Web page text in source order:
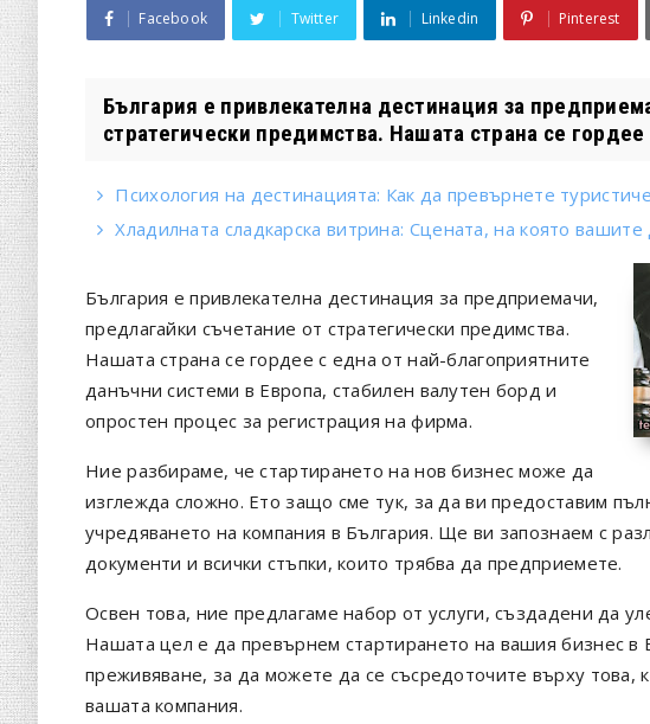
Facebook Twitter Linkedin Pinterest
България е привлекателна дестинация за
стратегически предимства. Нашата страна се
Психология на дестинацията: Как да превърнете
Хладилната сладкарска витрина: Сцената, на която
България е привлекателна дестинация за предприемачи,
предлагайки съчетание от стратегически предимства.
Нашата страна се гордее с една от най-благоприятните
данъчни системи в Европа, стабилен валутен борд и
опростен процес за регистрация на фирма.
Ние разбираме, че стартирането на нов бизнес може да
изглежда сложно. Ето защо сме тук, за да ви предоставим
учредяването на компания в България. Ще ви запознаем с
документи и всички стъпки, които трябва да предприемете.
Освен това, ние предлагаме набор от услуги, създадени да
Нашата цел е да превърнем стартирането на вашия бизнес в
преживяване, за да можете да се съсредоточите върху това,
вашата компания.